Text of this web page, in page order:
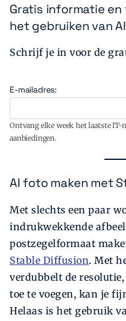
Gratis informatie
het gebruiken van
Schrijf je in voor de
E-mailadres:
Ontvang elke week het laatste IT-
aanbiedingen.
AI foto maken met
Met slechts een paar
indrukwekkende
postzegelformaat
Stable Diffusion. Met
verdubbelt de
toe te voegen, kan je
Helaas is het gebruik